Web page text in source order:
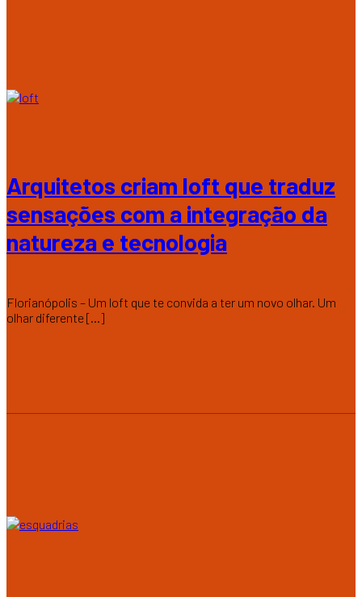
Arquitetos criam loft que traduz
sensações com a integração da
natureza e tecnologia
Florianópolis – Um loft que te convida a ter um novo olhar. Um
olhar diferente [...]